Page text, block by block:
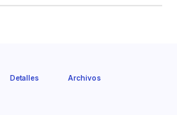
Detalles Archivos